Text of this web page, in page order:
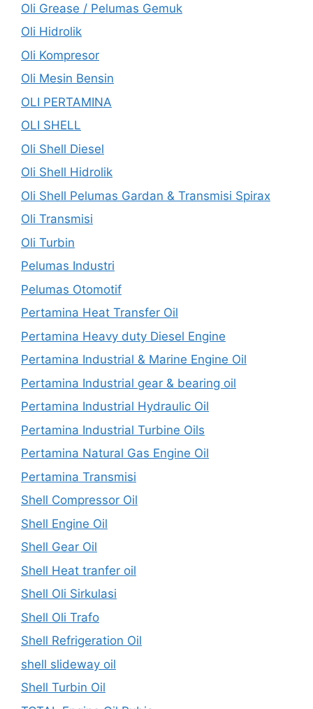
Oli Grease / Pelumas Gemuk
Oli Hidrolik
Oli Kompresor
Oli Mesin Bensin
OLI PERTAMINA
OLI SHELL
Oli Shell Diesel
Oli Shell Hidrolik
Oli Shell Pelumas Gardan & Transmisi Spirax
Oli Transmisi
Oli Turbin
Pelumas Industri
Pelumas Otomotif
Pertamina Heat Transfer Oil
Pertamina Heavy duty Diesel Engine
Pertamina Industrial & Marine Engine Oil
Pertamina Industrial gear & bearing oil
Pertamina Industrial Hydraulic Oil
Pertamina Industrial Turbine Oils
Pertamina Natural Gas Engine Oil
Pertamina Transmisi
Shell Compressor Oil
Shell Engine Oil
Shell Gear Oil
Shell Heat tranfer oil
Shell Oli Sirkulasi
Shell Oli Trafo
Shell Refrigeration Oil
shell slideway oil
Shell Turbin Oil